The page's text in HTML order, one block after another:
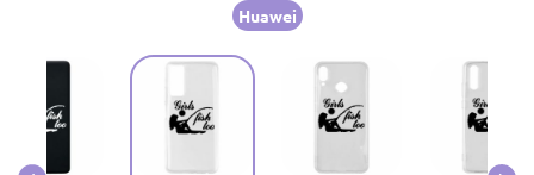
Huawei